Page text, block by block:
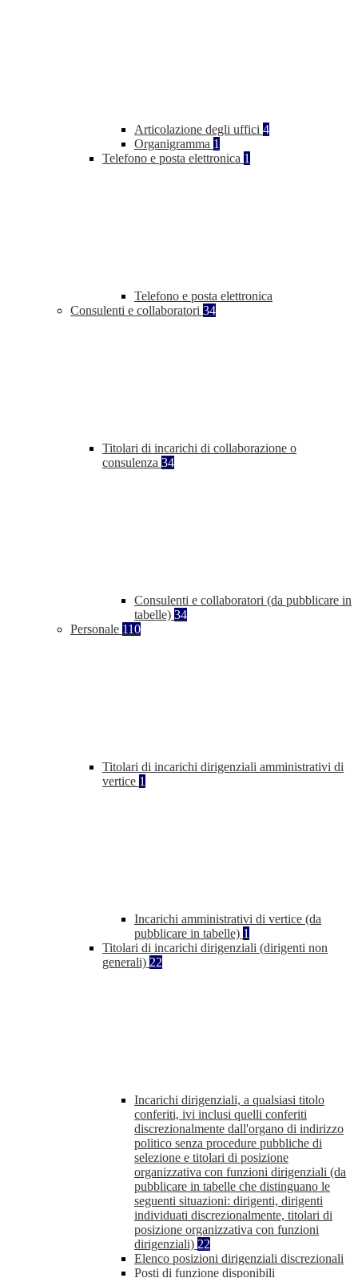
Articolazione degli uffici 4
Organigramma 1
Telefono e posta elettronica 1
Telefono e posta elettronica
Consulenti e collaboratori 34
Titolari di incarichi di collaborazione o
consulenza 34
Consulenti e collaboratori (da pubblicare in
tabelle) 34
Personale 110
Titolari di incarichi dirigenziali amministrativi di
vertice 1
Incarichi amministrativi di vertice (da
pubblicare in tabelle) 1
Titolari di incarichi dirigenziali (dirigenti non
generali) 22
Incarichi dirigenziali, a qualsiasi titolo
conferiti, ivi inclusi quelli conferiti
discrezionalmente dall'organo di indirizzo
politico senza procedure pubbliche di
selezione e titolari di posizione
organizzativa con funzioni dirigenziali (da
pubblicare in tabelle che distinguano le
seguenti situazioni: dirigenti, dirigenti
individuati discrezionalmente, titolari di
posizione organizzativa con funzioni
dirigenziali) 22
Elenco posizioni dirigenziali discrezionali
Posti di funzione disponibili